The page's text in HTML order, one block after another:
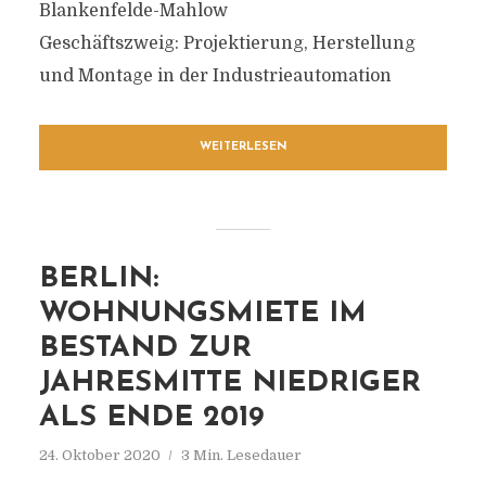
Blankenfelde-Mahlow
Geschäftszweig: Projektierung, Herstellung
und Montage in der Industrieautomation
WEITERLESEN
BERLIN:
WOHNUNGSMIETE IM
BESTAND ZUR
JAHRESMITTE NIEDRIGER
ALS ENDE 2019
24. Oktober 2020 3 Min. Lesedauer